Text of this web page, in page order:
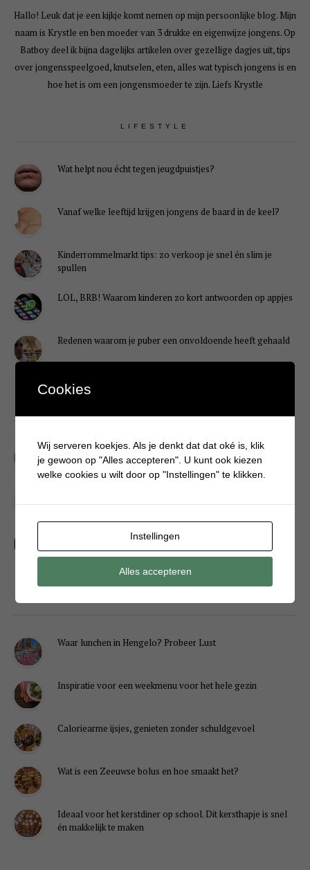
Hallo! Leuk dat je een kijkje komt nemen op mijn persoonlijke blog. Mijn
naam is Krystle en ben moeder van 3 drukke en eigenwijze jongens. Op
Batboy deel ik bijna dagelijks artikelen over gezellige dagjes uit, tips
over jongensspeelgoed, knutselen, eten, alles wat typisch jongens is en
hoe het is om een jongensmoeder te zijn. Liefs Krystle
LIFESTYLE
Wat helpt nou écht tegen jeugdpuistjes?
Vanaf welke leeftijd krijgen jongens de baard in de keel?
Kinderrommelmarkt tips: zo verkoop je snel én slim je
spullen
LOL, BRB! Waarom kinderen zo kort antwoorden op appjes
Redenen waarom je puber een onvoldoende heeft gehaald
Simpele DIY: Maak een geurroos van watten
Sneeuwpopkrans maken om bij de voordeur te hangen
Waar lunchen in Hengelo? Probeer Lust
Inspiratie voor een weekmenu voor het hele gezin
Caloriearme ijsjes, genieten zonder schuldgevoel
Wat is een Zeeuwse bolus en hoe smaakt het?
Ideaal voor het kerstdiner op school. Dit kersthapje is snel
én makkelijk te maken
Cookies
Wij serveren koekjes. Als je denkt dat dat oké is, klik
je gewoon op "Alles accepteren". U kunt ook kiezen
welke cookies u wilt door op "Instellingen" te klikken.
Instellingen
Alles accepteren